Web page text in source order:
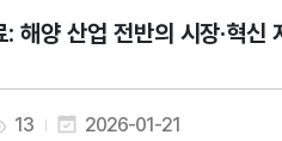
: 해양 산업 전반의 시장·
13 2026-01-21